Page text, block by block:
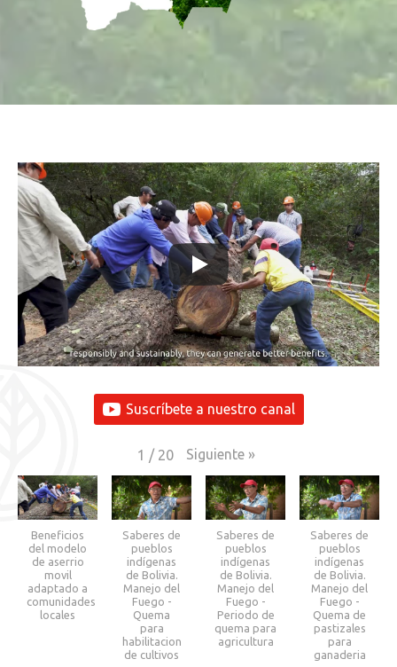
Suscríbete a nuestro canal
1 / 20 Siguiente »
Beneficios
del modelo
de aserrio
movil
adaptado a
comunidades
locales
Saberes de
pueblos
indígenas
de Bolivia.
Manejo del
Fuego -
Quema
para
habilitacion
de cultivos
Saberes de
pueblos
indígenas
de Bolivia.
Manejo del
Fuego -
Periodo de
quema para
agricultura
Saberes de
pueblos
indígenas
de Bolivia.
Manejo del
Fuego -
Quema de
pastizales
para
ganaderia